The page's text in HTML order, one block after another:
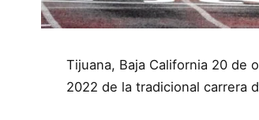
Tijuana, Baja California 20 de
2022 de la tradicional carrera